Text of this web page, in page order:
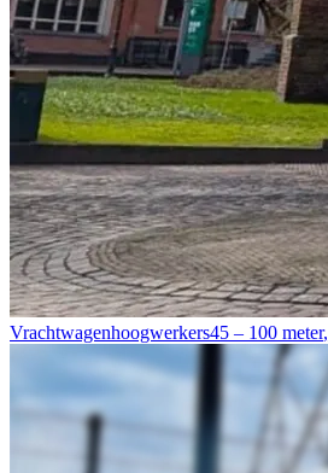
Vrachtwagenhoogwerkers45 – 100 meter,